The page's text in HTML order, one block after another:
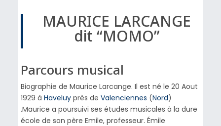
MAURICE LARCANGE
dit “MOMO”
Parcours musical
Biographie de Maurice Larcange. Il est né le 20 Aout
1929 à Haveluyprès de Valenciennes (Nord)
.Maurice a poursuivi ses études musicales à la dure
école de son père Emile, professeur. Émile